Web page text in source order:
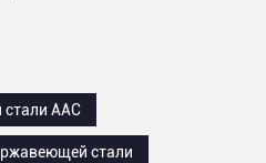
AAC
стали